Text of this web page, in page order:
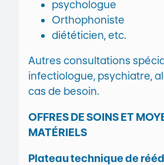
psychologue
Orthophoniste
diététicien, etc.
Autres consultations
infectiologue, psychiatre,
cas de besoin.
OFFRES DE SOINS ET
MATÉRIELS
Plateau technique de